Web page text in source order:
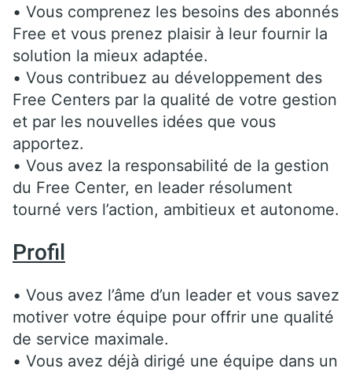
• Vous comprenez les besoins des abonnés
Free et vous prenez plaisir à leur fournir la
solution la mieux adaptée.
• Vous contribuez au développement des
Free Centers par la qualité de votre gestion
et par les nouvelles idées que vous
apportez.
• Vous avez la responsabilité de la gestion
du Free Center, en leader résolument
tourné vers l’action, ambitieux et autonome.
Profil
• Vous avez l’âme d’un leader et vous savez
motiver votre équipe pour offrir une qualité
de service maximale.
• Vous avez déjà dirigé une équipe dans un